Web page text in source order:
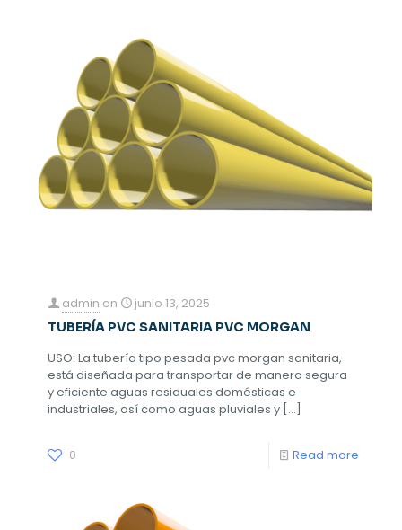
admin on junio 13, 2025
TUBERÍA PVC SANITARIA PVC MORGAN
USO: La tubería tipo pesada pvc morgan sanitaria,
está diseñada para transportar de manera segura
y eficiente aguas residuales domésticas e
industriales, así como aguas pluviales y […]
0 Read more